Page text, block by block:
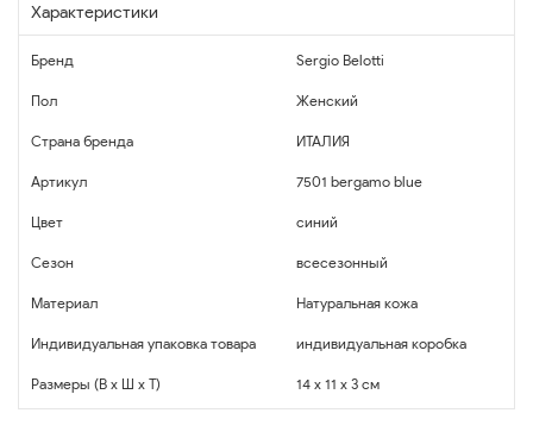
Характеристики
Бренд Sergio Belotti
Пол Женский
Страна бренда ИТАЛИЯ
Артикул 7501 bergamo blue
Цвет синий
Сезон всесезонный
Материал Натуральная кожа
Индивидуальная упаковка товара индивидуальная коробка
Размеры (В x Ш x Т) 14 x 11 x 3 см